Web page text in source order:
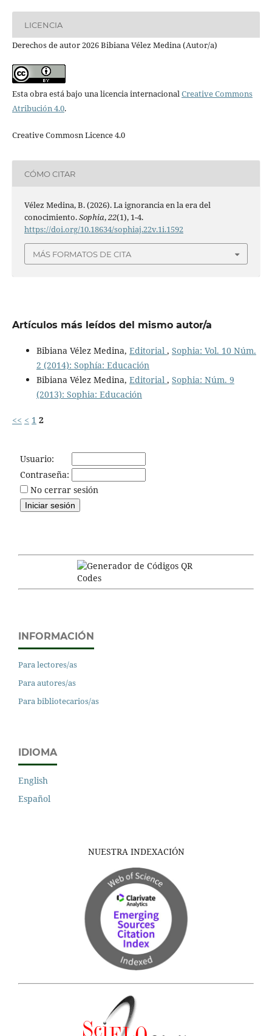
LICENCIA
Derechos de autor 2026 Bibiana Vélez Medina (Autor/a)
Esta obra está bajo una licencia internacionalCreative Commons
Atribución 4.0.
Creative Commosn Licence 4.0
CÓMO CITAR
Vélez Medina, B. (2026). La ignorancia en la era del
conocimiento.Sophia,22(1), 1-4.
https://doi.org/10.18634/sophiaj.22v.1i.1592
MÁS FORMATOS DE CITA
Artículos más leídos del mismo autor/a
Bibiana Vélez Medina, Editorial , Sophia: Vol. 10 Núm.
2 (2014): Sophía: Educación
Bibiana Vélez Medina, Editorial , Sophia: Núm. 9
(2013): Sophia: Educación
<< < 1 2
Usuario:
Contraseña:
No cerrar sesión
INFORMACIÓN
Para lectores/as
Para autores/as
Para bibliotecarios/as
IDIOMA
English
Español
NUESTRA INDEXACIÓN